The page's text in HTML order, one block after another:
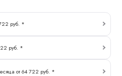
руб. *
руб. *
от 64 722 руб. *